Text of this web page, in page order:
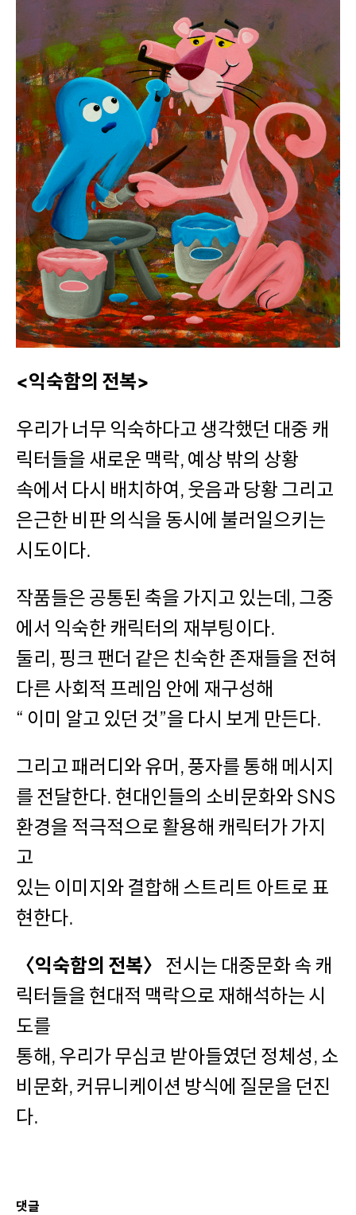
<익숙함의 전복>
우리가 너무 익숙하다고 생각했던 대중 캐
릭터들을 새로운 맥락, 예상 밖의 상황
속에서 다시 배치하여, 웃음과 당황 그리고
은근한 비판 의식을 동시에 불러일으키는
시도이다.
작품들은 공통된 축을 가지고 있는데, 그중
에서 익숙한 캐릭터의 재부팅이다.
둘리, 핑크 팬더 같은 친숙한 존재들을 전혀
다른 사회적 프레임 안에 재구성해
“ 이미 알고 있던 것”을 다시 보게 만든다.
그리고 패러디와 유머, 풍자를 통해 메시지
를 전달한다. 현대인들의 소비문화와 SNS
환경을 적극적으로 활용해 캐릭터가 가지
고
있는 이미지와 결합해 스트리트 아트로 표
현한다.
〈익숙함의 전복〉 전시는 대중문화 속 캐
릭터들을 현대적 맥락으로 재해석하는 시
도를
통해, 우리가 무심코 받아들였던 정체성, 소
비문화, 커뮤니케이션 방식에 질문을 던진
다.